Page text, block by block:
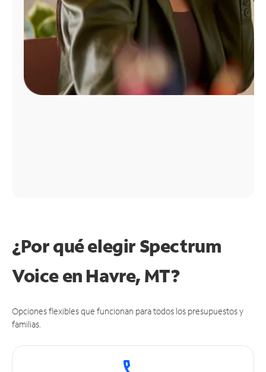
¿Por qué elegir Spectrum
Voice en Havre, MT?
Opciones flexibles que funcionan para todos los presupuestos y
familias.